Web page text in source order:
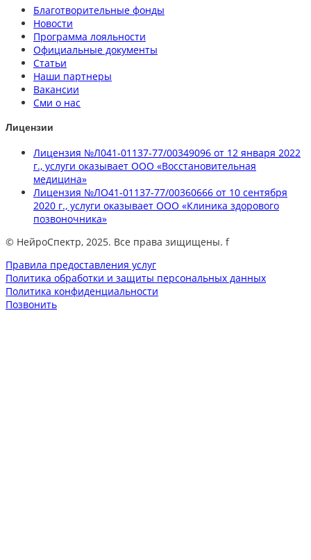
Благотворительные фонды
Новости
Программа лояльности
Официальные документы
Статьи
Наши партнеры
Вакансии
Сми о нас
Лицензии
Лицензия №Л041-01137-77/00349096 от 12 января 2022
г., услуги оказывает ООО «Восстановительная
медицина»
Лицензия №ЛО41-01137-77/00360666 от 10 сентября
2020 г., услуги оказывает ООО «Клиника здорового
позвоночника»
© НейроСпектр, 2025. Все права зищищены. f
Правила предоставления услуг
Политика обработки и защиты персональных данных
Политика конфиденциальности
Позвонить